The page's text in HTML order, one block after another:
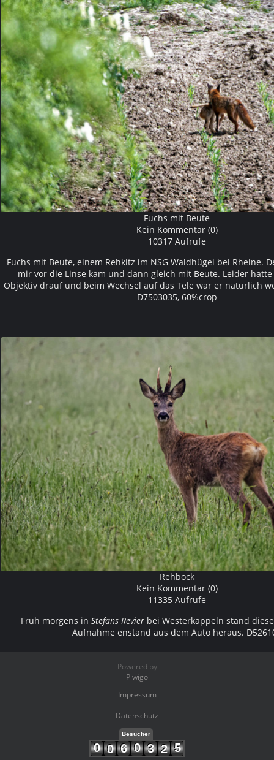
Fuchs mit Beute
Kein Kommentar (0)
10317 Aufrufe
Fuchs mit Beute, einem Rehkitz im NSG Waldhügel bei Rheine.
mir vor die Linse kam und dann gleich mit Beute. Leider
Objektiv drauf und beim Wechsel auf das Tele war er natürlich
D7503035, 60%crop
Rehbock
Kein Kommentar (0)
11335 Aufrufe
Früh morgens in Stefans Revierbei Westerkappeln stand
Aufnahme enstand aus dem Auto heraus.
Powered by
Piwigo
Impressum
Datenschutz
Besucher
0 0 6 0 3 2 5